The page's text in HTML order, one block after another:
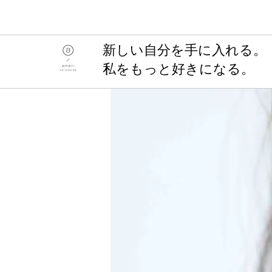
​新しい自分を手に入れる。
私をもっと好きになる。